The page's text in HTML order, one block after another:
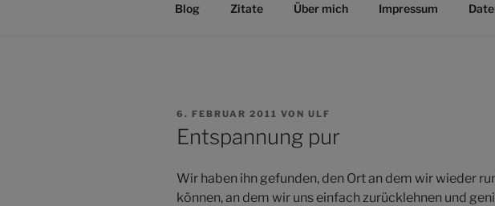
Blog Zitate Über mich Impressum
VERÖFFENTLICHT
AM
6. FEBRUAR 2011 VON ULF
Entspannung pur
Wir haben ihn gefunden, den Ort an dem wir wieder
können, an dem wir uns einfach zurücklehnen und